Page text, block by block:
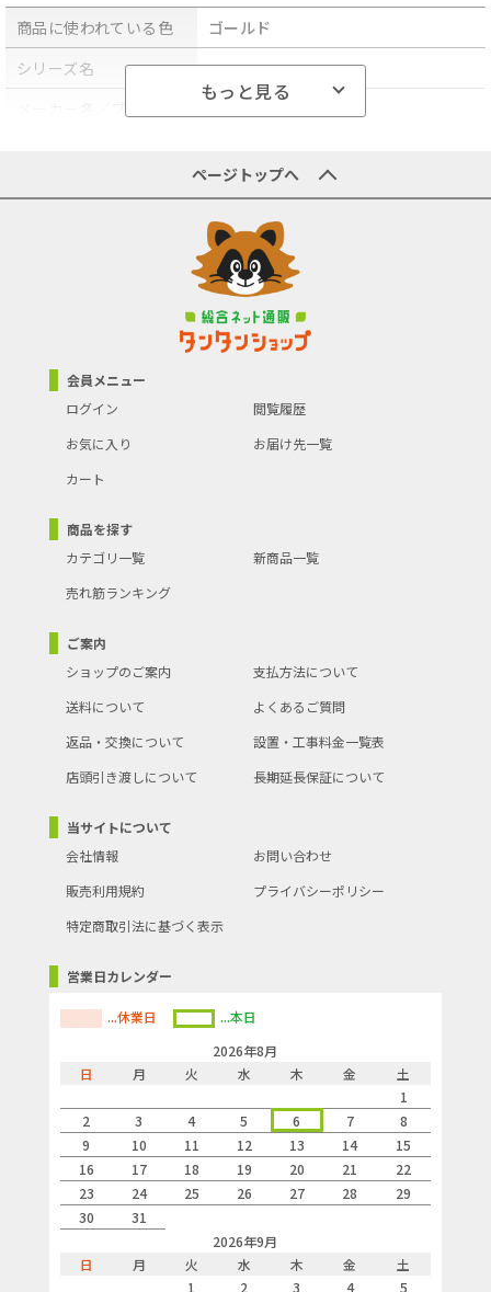
仕様
HDMI⇔HDMI
ハイスピード
○
-
-
-
イーサネット対応
●フルHD対応
●長距離接続でも高画質なデジタル映像をお楽しみいただけます。
●イコライザー内蔵ケーブル
●イコライザー内蔵で信号の劣化や遅延を防ぐ!長距離接続に安定感
があります。
●ケーブル構造は強度の高い3重シールドでノイズを低減します。
●HDMIイーサネットチャンネル(HEC)対応
●オーディオリターンチャンネル(ARC)対応
●DeepColor対応
●無鉛ハンダ・OFC電材使用
●※本ケーブルには方向性がございます。接続の際はINPUT・
像出力が行われません。この場合は、付属のHDMI電源アダプタをご
使用下さい。
●※延長ケーブル等で長さを継ぎ足してのご使用や、各種変換アダ
プタ・切替器・分配器と併用時の表示動作保証はいたしかねます。
●コネクタ形状:HDMI標準コネクタ(タイプA/オス)-HDMI標準コネク
タ(タイプA/オス)
●コネクタサイズ:W20.3×H11.5×D47 mm
●ケーブル直径:8mm
●ケーブル長:15m(INPUT側10m/OUTPUT側5m) / 20m(IN
●付属品:HDMI電源アダプタ HDMI-138USB
●生産国:中国
●沖縄・離島への配送料金は別途見積もり（配送不可の場合も有）
となりますのでご了承ください。
商品に使われている色
ゴールド
シリーズ名
-
HDM300-595GD
ゴールド
ホーリック
テレビ・オーディオ・電話機
もっと見る
ページトップへ
会員メニュー
ログイン
閲覧履歴
お気に入り
お届け先一覧
カート
商品を探す
カテゴリ一覧
新商品一覧
売れ筋ランキング
ご案内
ショップのご案内
支払方法について
送料について
よくあるご質問
返品・交換について
設置・工事料金一覧表
店頭引き渡しについて
長期延長保証について
当サイトについて
会社情報
お問い合わせ
販売利用規約
プライバシーポリシー
特定商取引法に基づく表示
営業日カレンダー
...休業日
...本日
2026年8月
日
月 火 水 木 金
土
1
2
3 4 5 6 7
8
9
10 11 12 13 14
15
16
17 18 19 20 21
22
23
24 25 26 27 28
29
30
31
2026年9月
日
月 火 水 木 金
土
1
2 3 4 5